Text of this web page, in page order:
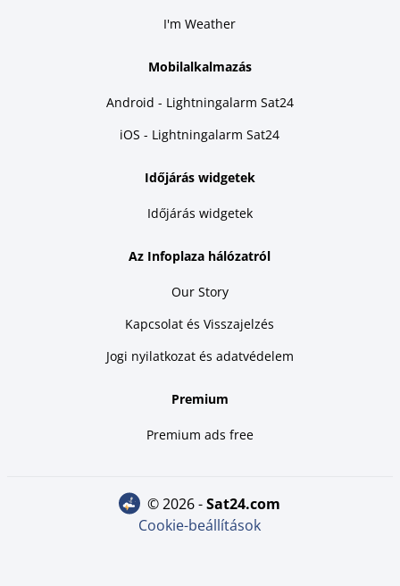
I'm Weather
Mobilalkalmazás
Android - Lightningalarm Sat24
iOS - Lightningalarm Sat24
Időjárás widgetek
Időjárás widgetek
Az Infoplaza hálózatról
Our Story
Kapcsolat és Visszajelzés
Jogi nyilatkozat és adatvédelem
Premium
Premium ads free
© 2026 - sat24.com
Cookie-beállítások